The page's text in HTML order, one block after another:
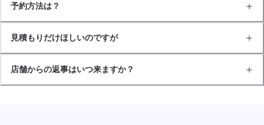
予約方法は？
見積もりだけほしいのですが
店舗からの返事はいつ来ますか？